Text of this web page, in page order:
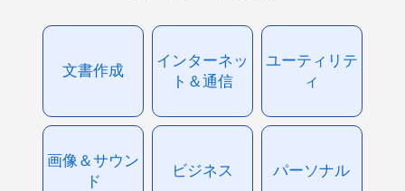
文書作成
インターネッ
ト＆通信
ユーティリテ
ィ
画像＆サウン
ド
ビジネス パーソナル